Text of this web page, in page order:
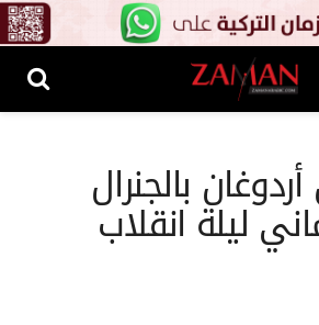
بالجنرال
ليلة انقلاب